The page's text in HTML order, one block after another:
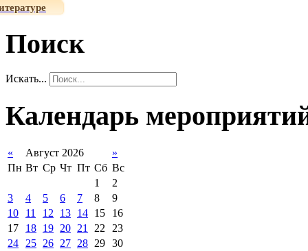
Поиск
Искать...
Календарь
« Август 2026
»
Пн Вт Ср Чт Пт Сб Вс
1
2
3
4 5 6 7 8
9
10
11 12 13 14 15
16
17
18 19 20 21 22
23
24
25 26 27 28 29 30